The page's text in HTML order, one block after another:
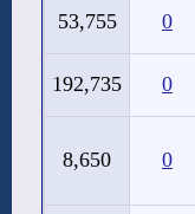
0
53,755
0
192,735
0
8,650